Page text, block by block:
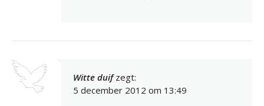
Witte duif zegt:
5 december 2012 om 13:49